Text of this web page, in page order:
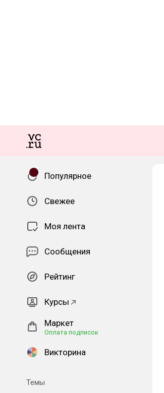
Популярное
Свежее
Моя лента
Сообщения
Рейтинг
Курсы
Маркет
Оплата подписок
Викторина
Темы